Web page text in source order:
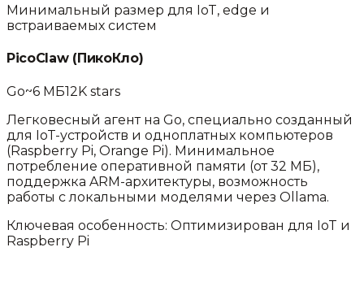
Минимальный размер для IoT, edge и
встраиваемых систем
PicoClaw (ПикоКло)
Go~6 МБ12K stars
Легковесный агент на Go, специально созданный
для IoT-устройств и одноплатных компьютеров
(Raspberry Pi, Orange Pi). Минимальное
потребление оперативной памяти (от 32 МБ),
поддержка ARM-архитектуры, возможность
работы с локальными моделями через Ollama.
Ключевая особенность: Оптимизирован для IoT и
Raspberry Pi